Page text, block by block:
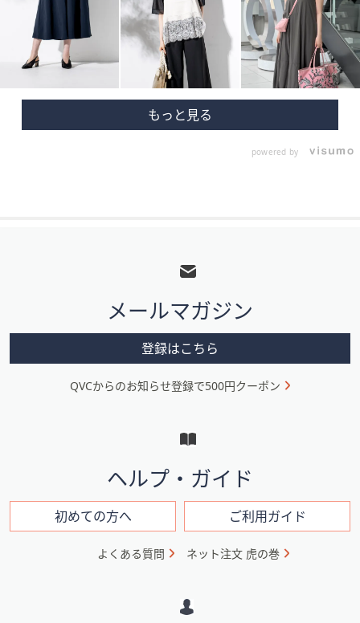
powered by
メ
ニ
ン
メールマガジン
登録はこちら
QVCからのお知らせ登録で500円クーポン
ヘルプ・ガイド
初めての方へ ご利用ガイド
よくある質問 ネット注文 虎の巻